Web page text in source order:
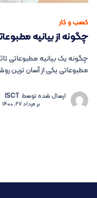
کسب و کار
چگونه از بیانیه
چگونه یک بیانیه مطبوعاتی
مطبوعاتی یکی از آسان ترین
ارسال شده توسط ISCT
برمرداد 27, 1400